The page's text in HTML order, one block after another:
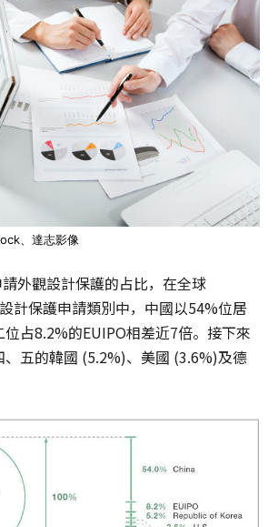
、達志影像
外觀設計保護的占比，在全球
計保護申請類別中，中國以54%位居
占8.2%的EUIPO相差近7倍。接下來
、五的韓國 (5.2%)、美國 (3.6%)及德